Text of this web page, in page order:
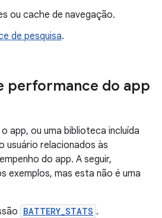
ou cache de navegação.
de pesquisa.
performance do app
app, ou uma biblioteca incluída
usuário relacionados às
do app. A seguir,
exemplos, mas esta não é uma
BATTERY_STATS .